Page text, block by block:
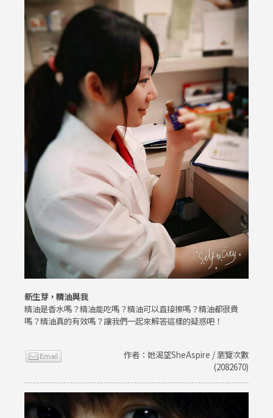
新生芽，精油與我
精油是香水嗎？精油能吃嗎？精油可以直接擦嗎？精油都很貴
嗎？精油真的有效嗎？讓我們一起來解答這樣的疑惑吧！
作者：她渴望SheAspire / 瀏覽次數
(2082670)